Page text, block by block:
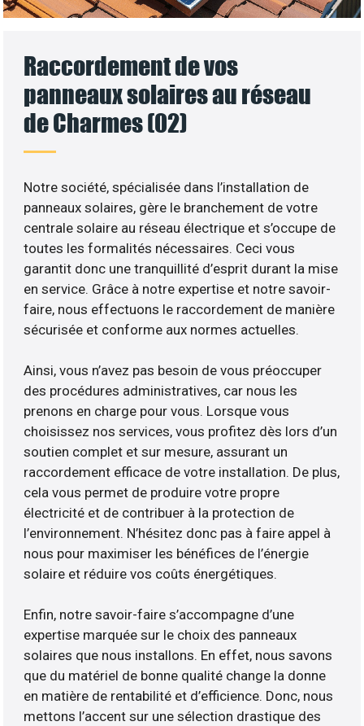
Raccordement de vos
panneaux solaires au réseau
de Charmes (02)
Notre société, spécialisée dans l’installation de
panneaux solaires, gère le branchement de votre
centrale solaire au réseau électrique et s’occupe de
toutes les formalités nécessaires. Ceci vous
garantit donc une tranquillité d’esprit durant la mise
en service. Grâce à notre expertise et notre savoir-
faire, nous effectuons le raccordement de manière
sécurisée et conforme aux normes actuelles.
Ainsi, vous n’avez pas besoin de vous préoccuper
des procédures administratives, car nous les
prenons en charge pour vous. Lorsque vous
choisissez nos services, vous profitez dès lors d’un
soutien complet et sur mesure, assurant un
raccordement efficace de votre installation. De plus,
cela vous permet de produire votre propre
électricité et de contribuer à la protection de
l’environnement. N’hésitez donc pas à faire appel à
nous pour maximiser les bénéfices de l’énergie
solaire et réduire vos coûts énergétiques.
Enfin, notre savoir-faire s’accompagne d’une
expertise marquée sur le choix des panneaux
solaires que nous installons. En effet, nous savons
que du matériel de bonne qualité change la donne
en matière de rentabilité et d’efficience. Donc, nous
mettons l’accent sur une sélection drastique des